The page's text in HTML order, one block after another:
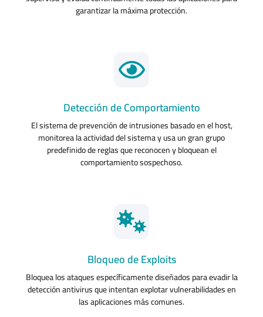
garantizar la máxima protección.
Detección de Comportamiento
El sistema de prevención de intrusiones basado en el host,
monitorea la actividad del sistema y usa un gran grupo
predefinido de reglas que reconocen y bloquean el
comportamiento sospechoso.
Bloqueo de Exploits
Bloquea los ataques específicamente diseñados para evadir la
detección antivirus que intentan explotar vulnerabilidades en
las aplicaciones más comunes.